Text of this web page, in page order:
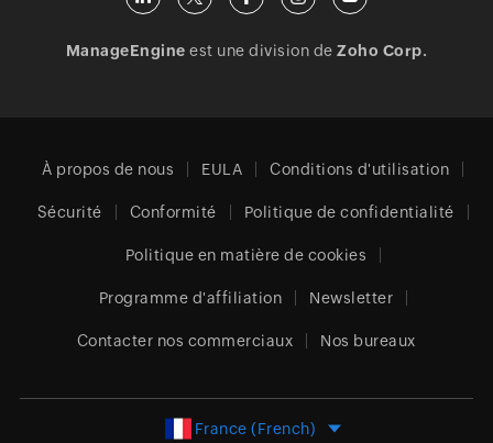
ManageEngine est une division deZoho Corp.
À propos de nous EULA Conditions d'utilisation
Sécurité Conformité Politique de confidentialité
Politique en matière de cookies
Programme d'affiliation Newsletter
Contacter nos commerciaux Nos bureaux
France (French)